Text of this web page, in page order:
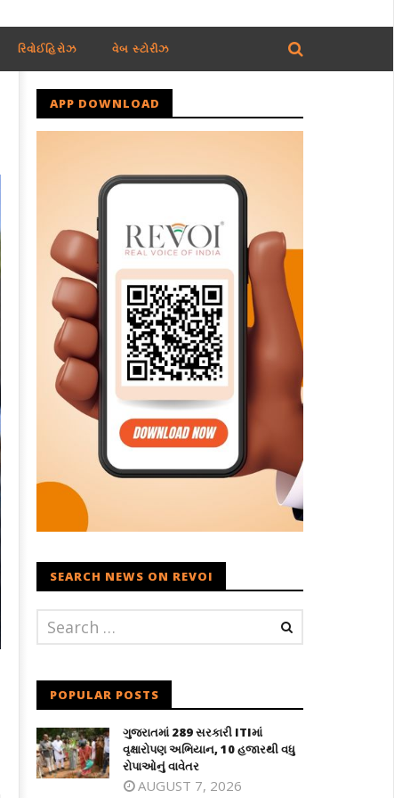
રિવોઈહિરોઝ વેબ સ્ટોરીઝ
APP DOWNLOAD
SEARCH NEWS ON REVOI
POPULAR POSTS
ગુજરાતમાં 289 સરકારી ITIમાં
વૃક્ષારોપણ અભિયાન, 10 હજારથી વધુ
રોપાઓનું વાવેતર
AUGUST 7, 2026